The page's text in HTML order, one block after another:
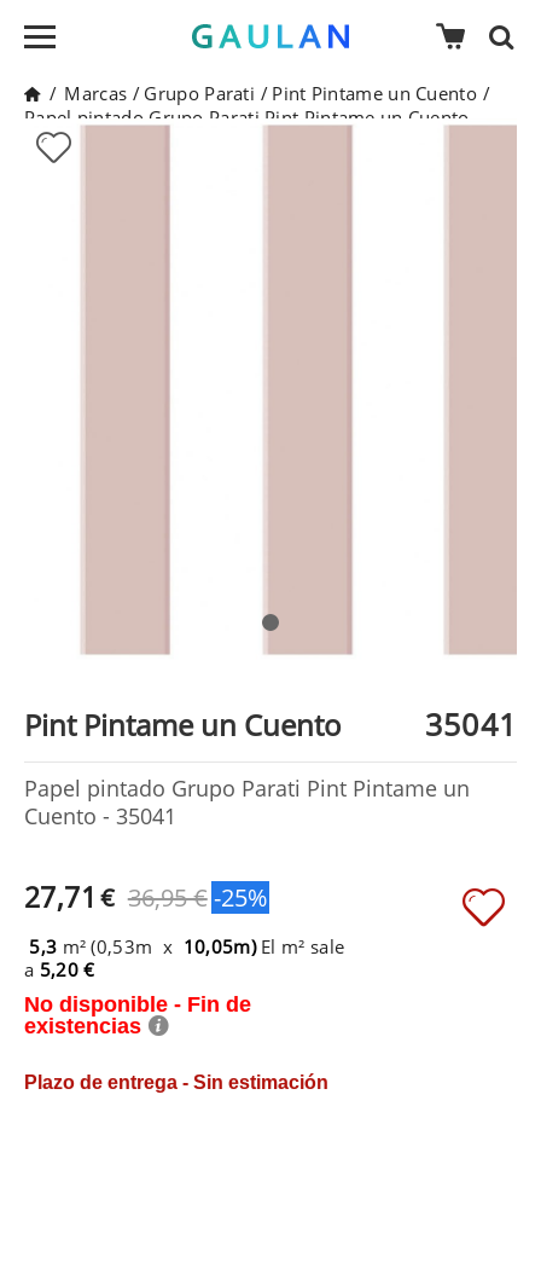
/ Marcas / Grupo Parati / Pint Pintame un Cuento /
Papel pintado Grupo Parati Pint Pintame un Cuento -
35041
Pint Pintame un Cuento 35041
Papel pintado Grupo Parati Pint Pintame un
Cuento - 35041
27,71 € 36,95 €-25%
5,3 m² (0,53m x 10,05m) El m² sale
a 5,20 €
No disponible - Fin de
existencias
Plazo de entrega - Sin estimación